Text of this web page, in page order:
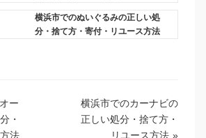
横浜市でのぬいぐるみの正しい処
分・捨て方・寄付・リユース方法
ー
・
法
横浜市でのカーナビの
正しい処分・捨て方・
リユース方法 »